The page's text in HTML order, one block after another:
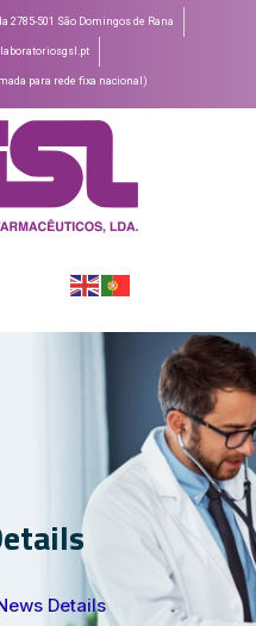
2785-501 São Domingos de Rana
para rede fixa nacional)
Details